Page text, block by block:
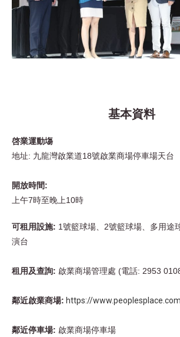
基本資料​
啓業運動塲
地址: 九龍灣啟業道18號啟業商場停車場天台
開放時間:
上午7時至晚上10時
可租用設施: 1號籃球場、2號籃球場、多用途
演台
租用及查詢: 啟業商場管理處 (電話: 2953
鄰近啟業商場: https://
鄰近停車場: 啟業商場停車場